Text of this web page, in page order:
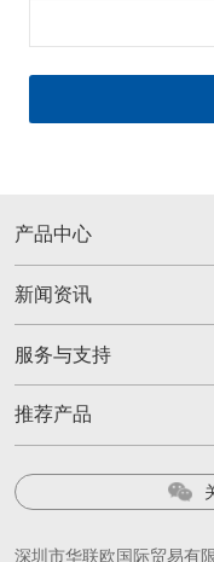
产品中心
新闻资讯
服务与支持
推荐产品
深圳市华联欧国际贸易有